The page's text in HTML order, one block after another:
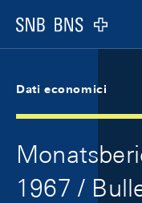
Logo
Dati economici
1967 /